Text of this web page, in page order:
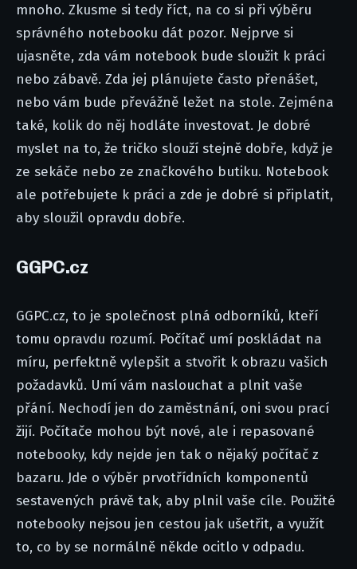
mnoho. Zkusme si tedy říct, na co si při výběru
správného notebooku dát pozor. Nejprve si
ujasněte, zda vám notebook bude sloužit k práci
nebo zábavě. Zda jej plánujete často přenášet,
nebo vám bude převážně ležet na stole. Zejména
také, kolik do něj hodláte investovat. Je dobré
myslet na to, že tričko slouží stejně dobře, když je
ze sekáče nebo ze značkového butiku. Notebook
ale potřebujete k práci a zde je dobré si připlatit,
aby sloužil opravdu dobře.
GGPC.cz
GGPC.cz, to je společnost plná odborníků, kteří
tomu opravdu rozumí. Počítač umí poskládat na
míru, perfektně vylepšit a stvořit k obrazu vašich
požadavků. Umí vám naslouchat a plnit vaše
přání. Nechodí jen do zaměstnání, oni svou prací
žijí. Počítače mohou být nové, ale i repasované
notebooky, kdy nejde jen tak o nějaký počítač z
bazaru. Jde o výběr prvotřídních komponentů
sestavených právě tak, aby plnil vaše cíle. Použité
notebooky nejsou jen cestou jak ušetřit, a využít
to, co by se normálně někde ocitlo v odpadu.